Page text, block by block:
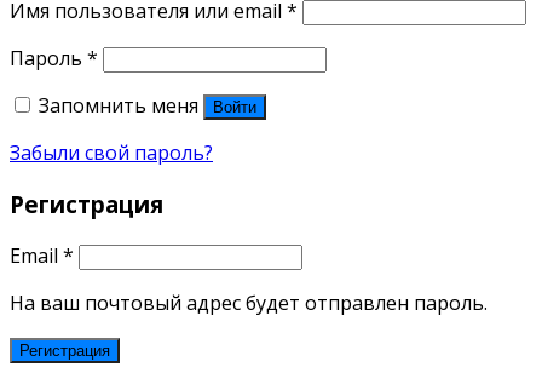
Имя пользователя или email *
Пароль *
Запомнить меня
Войти
Забыли свой пароль?
Регистрация
Email *
На ваш почтовый адрес будет отправлен пароль.
Регистрация